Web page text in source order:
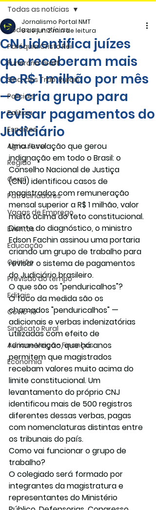
Todas as notícias
Paróquia Cristo Rei
Funerária Gräff
Sind. dos Trab. Rurais
Policiais
Politica
Esportes
Agricultura
Região
Geral
Patrocinadores
Vagas de Emprego
Eventos
Educação
Opinião
Previsão do tempo
Editais
Covic-19
Sindicato Rural
Adriane Veiga - Finanças
Economia
Todas as notícias
CNJ identifica juízes
que receberam mais
de R$ 1 milhão por mês
— e cria grupo para
revisar pagamentos do
Judiciário
Jornalismo Portal NMT
8 de jun.2 min de leitura
Uma revelação que gerou
indignação em todo o Brasil: o
Conselho Nacional de Justiça
(CNJ) identificou casos de
magistrados com remuneração
mensal superior a R$ 1 milhão, valor
muito acima do teto constitucional.
Diante do diagnóstico, o ministro
Edson Fachin assinou uma portaria
criando um grupo de trabalho para
revisar o sistema de pagamentos
do Judiciário brasileiro.
O que são os "penduricalhos"?
O foco da medida são os
chamados "penduricalhos" —
adicionais e verbas indenizatórias
utilizadas com efeito de
remuneração, que há anos
permitem que magistrados
recebam valores muito acima do
limite constitucional. Um
levantamento do próprio CNJ
identificou mais de 500 registros
diferentes dessas verbas, pagas
com nomenclaturas distintas entre
os tribunais do país.
Como vai funcionar o grupo de
trabalho?
O colegiado será formado por
integrantes da magistratura e
representantes do Ministério